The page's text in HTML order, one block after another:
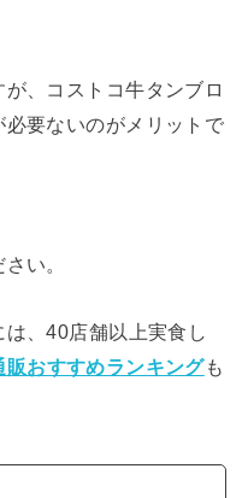
、コストコ牛タンブロ
要ないのがメリットで
い。
、40店舗以上実食し
販おすすめランキングも